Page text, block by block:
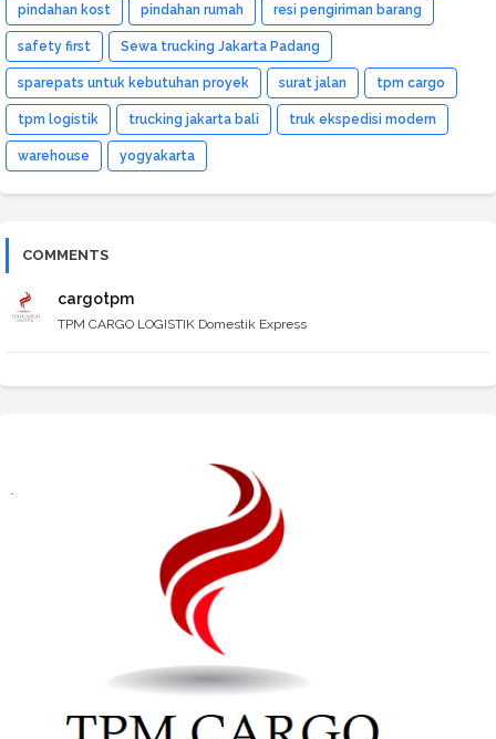
pindahan kost pindahan rumah resi pengiriman barang
safety first Sewa trucking Jakarta Padang
sparepats untuk kebutuhan proyek surat jalan tpm cargo
tpm logistik trucking jakarta bali truk ekspedisi modern
warehouse yogyakarta
COMMENTS
cargotpm
TPM CARGO LOGISTIK Domestik Express